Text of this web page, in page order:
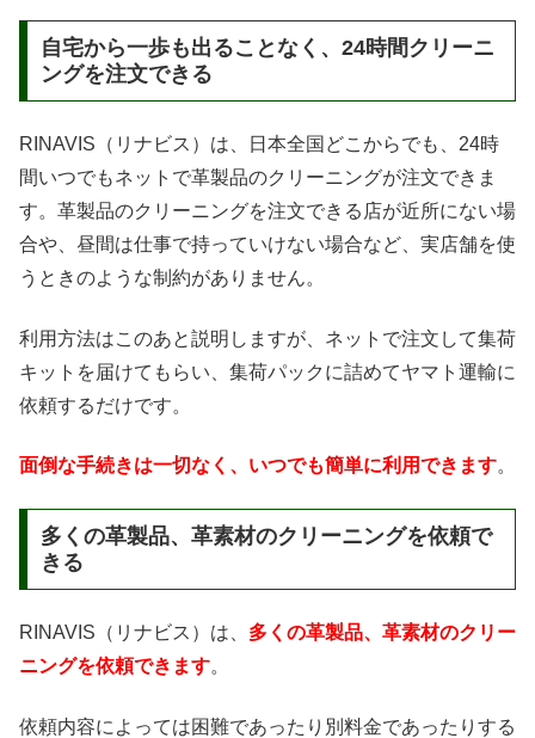
自宅から一歩も出ることなく、24時間クリーニ
ングを注文できる
RINAVIS（リナビス）は、日本全国どこからでも、24時
間いつでもネットで革製品のクリーニングが注文できま
す。革製品のクリーニングを注文できる店が近所にない場
合や、昼間は仕事で持っていけない場合など、実店舗を使
うときのような制約がありません。
利用方法はこのあと説明しますが、ネットで注文して集荷
キットを届けてもらい、集荷パックに詰めてヤマト運輸に
依頼するだけです。
面倒な手続きは一切なく、いつでも簡単に利用できます。
多くの革製品、革素材のクリーニングを依頼で
きる
RINAVIS（リナビス）は、 多くの革製品、革素材のクリー
ニングを依頼できます。
依頼内容によっては困難であったり別料金であったりする